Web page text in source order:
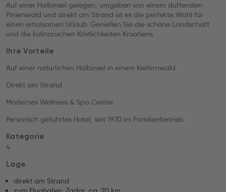
Auf einer Halbinsel gelegen, umgeben von einem duftenden
Pinienwald und direkt am Strand ist es die perfekte Wahl für
einen erholsamen Urlaub. Genießen Sie die schöne Landschaft
und die kulinarischen Köstlichkeiten Kroatiens.
Ihre Vorteile
Auf einer natürlichen Halbinsel in einem Kiefernwald
Direkt am Strand
Modernes Wellness & Spa Center
Persönlich geführtes Hotel, seit 1970 im Familienbetrieb
Kategorie
4
Lage
direkt am Strand